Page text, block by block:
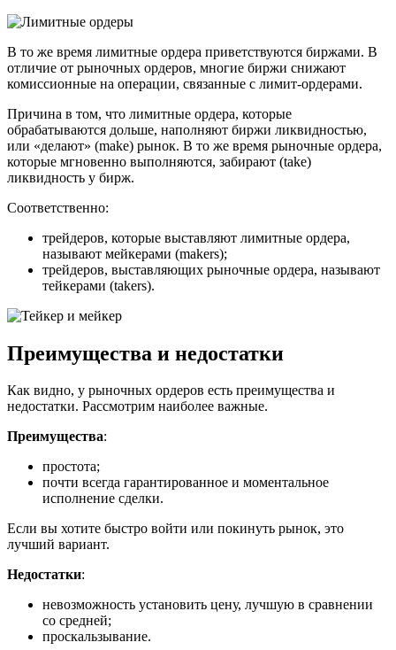
В то же время лимитные ордера приветствуются биржами. В
отличие от рыночных ордеров, многие биржи снижают
комиссионные на операции, связанные с лимит-ордерами.
Причина в том, что лимитные ордера, которые
обрабатываются дольше, наполняют биржи ликвидностью,
или «делают» (make) рынок. В то же время рыночные ордера,
которые мгновенно выполняются, забирают (take)
ликвидность у бирж.
Соответственно:
трейдеров, которые выставляют лимитные ордера,
называют мейкерами (makers);
трейдеров, выставляющих рыночные ордера, называют
тейкерами (takers).
Преимущества и недостатки
Как видно, у рыночных ордеров есть преимущества и
недостатки. Рассмотрим наиболее важные.
Преимущества:
простота;
почти всегда гарантированное и моментальное
исполнение сделки.
Если вы хотите быстро войти или покинуть рынок, это
лучший вариант.
Недостатки:
невозможность установить цену, лучшую в сравнении
со средней;
проскальзывание.